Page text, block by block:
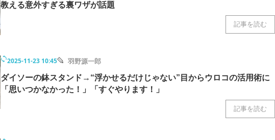
教える意外すぎる裏ワザが話題
記事を読む
2025-11-23 10:45 羽野源一郎
ダイソーの鉢スタンド→“浮かせるだけじゃない”目からウロコの活用術に
「思いつかなかった！」「すぐやります！」
記事を読む